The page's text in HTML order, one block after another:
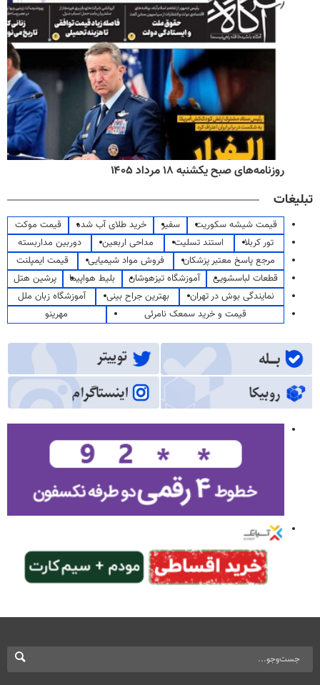
روزنامه‌های صبح یکشنبه ۱۸ مرداد ۱۴۰۵
تبلیغات
قیمت شیشه سکوریت سفیر خرید طلای آب شده
قیمت موکت
تور کربلا
استند تسلیت مداحی اربعین
دوربین مداربسته
مرجع پاسخ معتبر پزشکان
فروش مواد شیمیایی
قیمت ایمپلنت
قطعات لباسشویی
آموزشگاه تیزهوشان بلیط هواپیما
پرشین هتل
نمایندگی بوش در تهران
بهترین جراح بینی
آموزشگاه زبان ملل
قیمت و خرید سمعک نامرئی
مهرینو